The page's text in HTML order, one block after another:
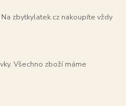
zbytkylatek.cz nakoupíte vždy
Všechno zboží máme